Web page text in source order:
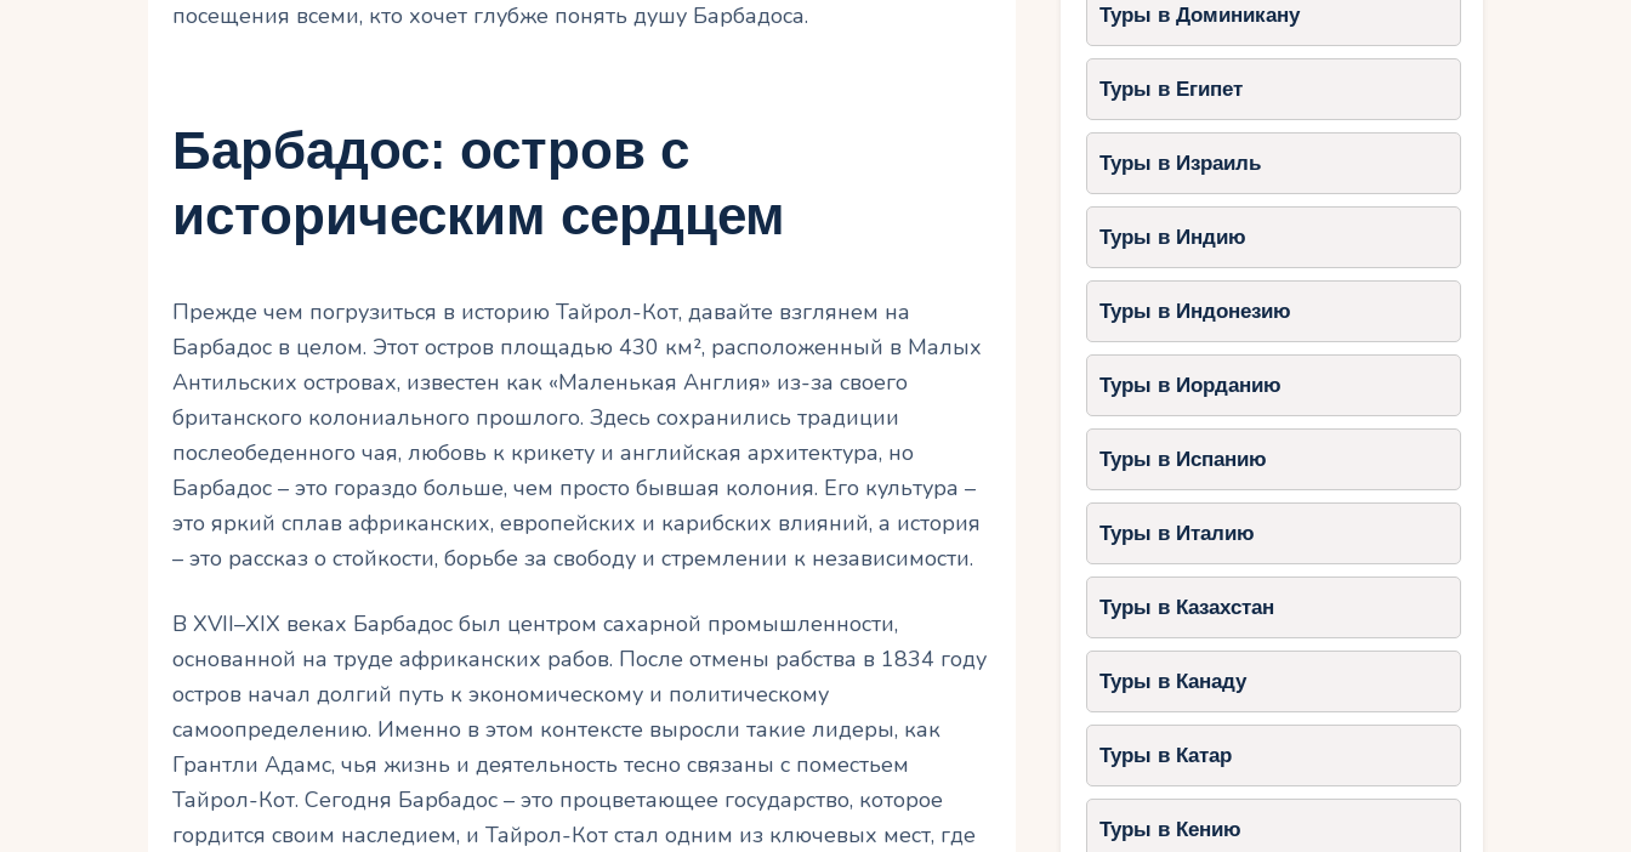
посещения всеми, кто хочет глубже понять душу Барбадоса.
Барбадос: остров с
историческим сердцем
Прежде чем погрузиться в историю Тайрол-Кот, давайте взглянем на
Барбадос в целом. Этот остров площадью 430 км², расположенный в Малых
Антильских островах, известен как «Маленькая Англия» из-за своего
британского колониального прошлого. Здесь сохранились традиции
послеобеденного чая, любовь к крикету и английская архитектура, но
Барбадос – это гораздо больше, чем просто бывшая колония. Его культура –
это яркий сплав африканских, европейских и карибских влияний, а история
– это рассказ о стойкости, борьбе за свободу и стремлении к независимости.
В XVII–XIX веках Барбадос был центром сахарной промышленности,
основанной на труде африканских рабов. После отмены рабства в 1834 году
остров начал долгий путь к экономическому и политическому
самоопределению. Именно в этом контексте выросли такие лидеры, как
Грантли Адамс, чья жизнь и деятельность тесно связаны с поместьем
Тайрол-Кот. Сегодня Барбадос – это процветающее государство, которое
гордится своим наследием, и Тайрол-Кот стал одним из ключевых мест, где
Туры в Доминикану
Туры в Египет
Туры в Израиль
Туры в Индию
Туры в Индонезию
Туры в Иорданию
Туры в Испанию
Туры в Италию
Туры в Казахстан
Туры в Канаду
Туры в Катар
Туры в Кению